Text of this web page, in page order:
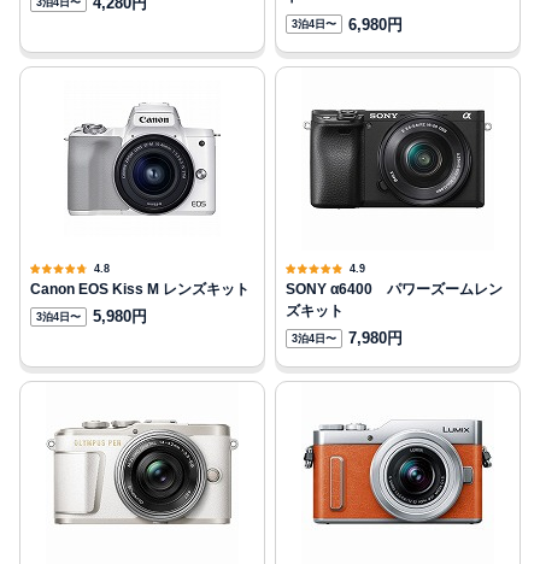
3泊4日〜
3泊4日〜 6,980円
4.8
Canon EOS Kiss M レンズキット
3泊4日〜 5,980円
4.9
SONY α6400 パワーズームレン
ズキット
3泊4日〜 7,980円